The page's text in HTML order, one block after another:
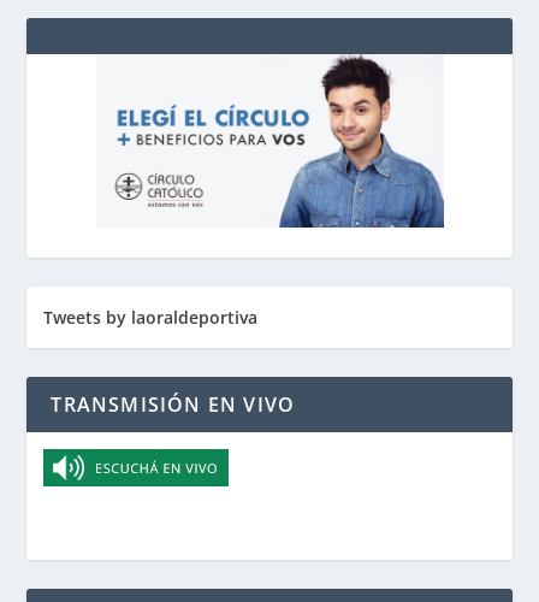
Tweets by laoraldeportiva
TRANSMISIÓN EN VIVO